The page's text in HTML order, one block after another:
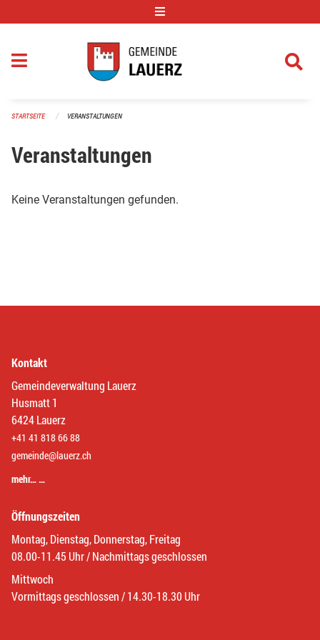
STARTSEITE VERANSTALTUNGEN
Veranstaltungen
Keine Veranstaltungen gefunden.
Kontakt
Gemeindeverwaltung Lauerz
Husmatt 1
6424 Lauerz
+41 41 818 66 88
gemeinde@lauerz.ch
mehr… …
Öffnungszeiten
Montag, Dienstag, Donnerstag, Freitag
08.00-11.45 Uhr / Nachmittags geschlossen
Mittwoch
Vormittags geschlossen / 14.30-18.30 Uhr